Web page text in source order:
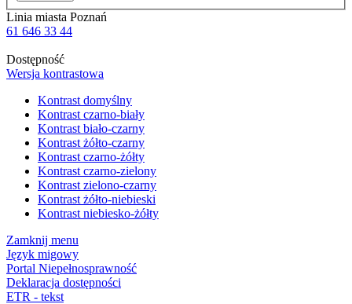
Linia miasta Poznań
61 646 33 44
Dostępność
Wersja kontrastowa
Kontrast domyślny
Kontrast czarno-biały
Kontrast biało-czarny
Kontrast żółto-czarny
Kontrast czarno-żółty
Kontrast czarno-zielony
Kontrast zielono-czarny
Kontrast żółto-niebieski
Kontrast niebiesko-żółty
Zamknij menu
Język migowy
Portal Niepełnosprawność
Deklaracja dostępności
ETR - tekst